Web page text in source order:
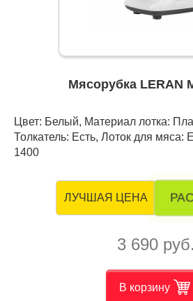
Мясорубка LERAN
Цвет: Белый, Материал лотка:
Толкатель: Есть, Лоток для мяса:
1400
ЛУЧШАЯ ЦЕНА
3 690 руб.
В корзину